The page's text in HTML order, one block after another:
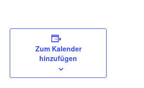
Zum Kalender
hinzufügen